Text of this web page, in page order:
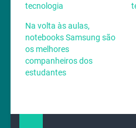
tecnologia
Na volta às aulas,
notebooks Samsung são
os melhores
companheiros dos
estudantes